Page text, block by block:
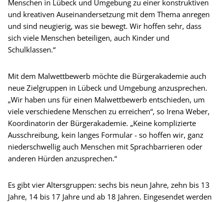
Menschen in Lübeck und Umgebung zu einer konstruktiven
und kreativen Auseinandersetzung mit dem Thema anregen
und sind neugierig, was sie bewegt. Wir hoffen sehr, dass
sich viele Menschen beteiligen, auch Kinder und
Schulklassen.“
Mit dem Malwettbewerb möchte die Bürgerakademie auch
neue Zielgruppen in Lübeck und Umgebung anzusprechen.
„Wir haben uns für einen Malwettbewerb entschieden, um
viele verschiedene Menschen zu erreichen“, so Irena Weber,
Koordinatorin der Bürgerakademie. „Keine komplizierte
Ausschreibung, kein langes Formular - so hoffen wir, ganz
niederschwellig auch Menschen mit Sprachbarrieren oder
anderen Hürden anzusprechen.“
Es gibt vier Altersgruppen: sechs bis neun Jahre, zehn bis 13
Jahre, 14 bis 17 Jahre und ab 18 Jahren. Eingesendet werden